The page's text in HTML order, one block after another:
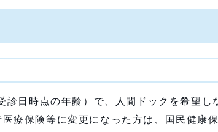
日時点の年齢）で、人間ドックを希望し
療保険等に変更になった方は、国民健康